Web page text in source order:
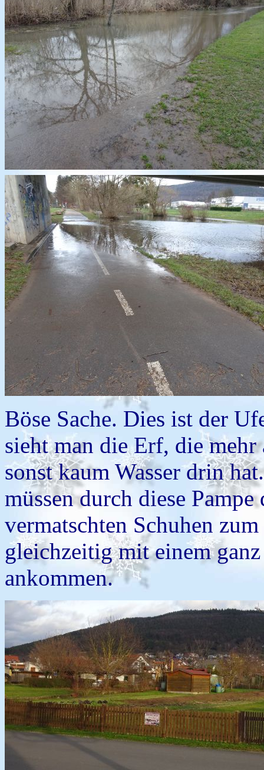
Böse Sache. Dies ist der
sieht man die Erf, die
sonst kaum Wasser drin
müssen durch diese
vermatschten Schuhen
gleichzeitig mit einem
ankommen.